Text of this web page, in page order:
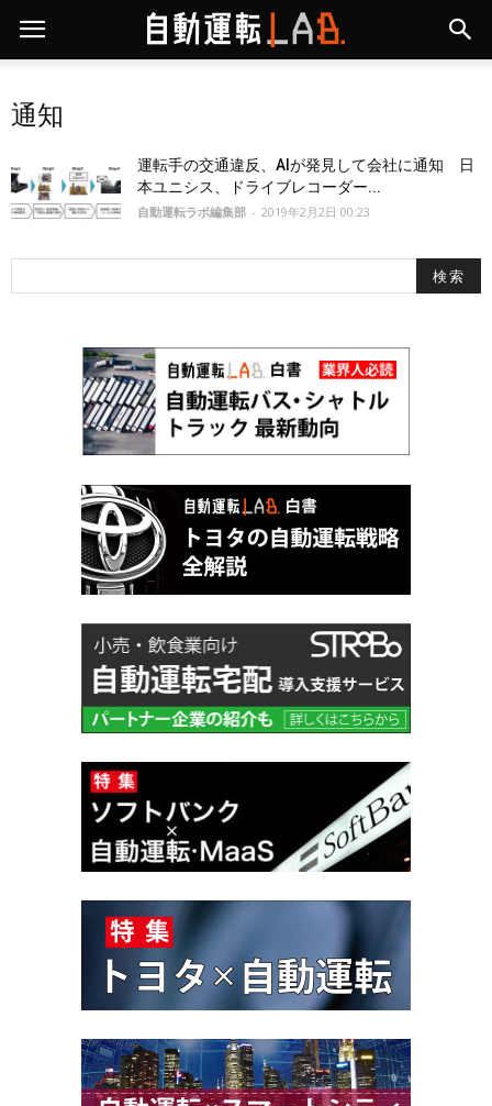
通知
運転手の交通違反、AIが発見して会社に通知 日
本ユニシス、ドライブレコーダー...
自動運転ラボ編集部 - 2019年2月2日 00:23